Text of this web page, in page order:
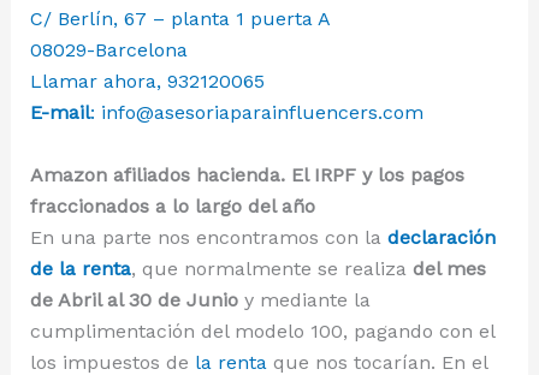
C/ Berlín, 67 – planta 1 puerta A
08029-Barcelona
Llamar ahora, 932120065
E-mail: info@asesoriaparainfluencers.com
Amazon afiliados hacienda. El IRPF y los pagos
fraccionados a lo largo del año
En una parte nos encontramos con la declaración
de la renta, que normalmente se realiza del mes
de Abril al 30 de Junioy mediante la
cumplimentación del modelo 100, pagando con el
los impuestos de la renta que nos tocarían. En el